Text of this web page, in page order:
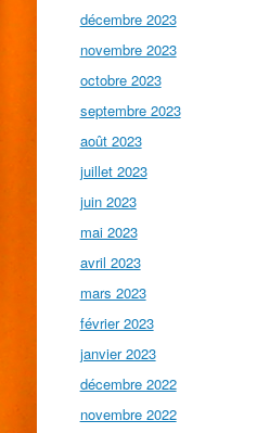
décembre 2023
novembre 2023
octobre 2023
septembre 2023
août 2023
juillet 2023
juin 2023
mai 2023
avril 2023
mars 2023
février 2023
janvier 2023
décembre 2022
novembre 2022